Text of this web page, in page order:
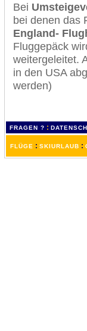
Bei
bei denen das
England-
Fluggepäck
weitergeleitet.
in den USA
werden)
FRAGEN ? :
FLÜGE : SKIURLAUB :